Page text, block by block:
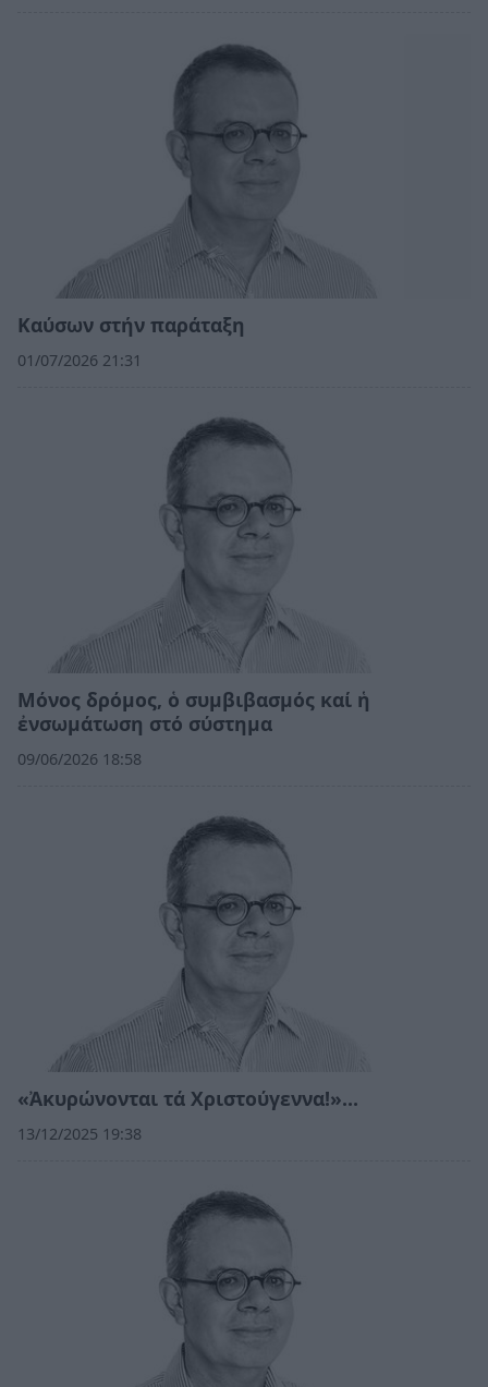
Kαύσων στήν παράταξη
01/07/2026 21:31
Μόνος δρόμος, ὁ συμβιβασμός καί ἡ
ἐνσωμάτωση στό σύστημα
09/06/2026 18:58
«Ἀκυρώνονται τά Χριστούγεννα!»…
13/12/2025 19:38